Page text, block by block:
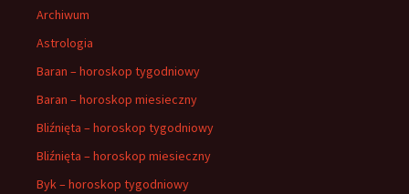
Archiwum
Astrologia
Baran – horoskop tygodniowy
Baran – horoskop miesieczny
Bliźnięta – horoskop tygodniowy
Bliźnięta – horoskop miesieczny
Byk – horoskop tygodniowy